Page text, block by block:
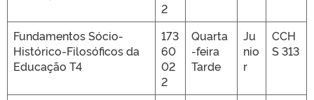
2
Fundamentos Sócio-
Histórico-Filosóficos da
Educação T4
173
60
02
2
Quarta
-feira
Tarde
Ju
nio
r
CCH
S 313